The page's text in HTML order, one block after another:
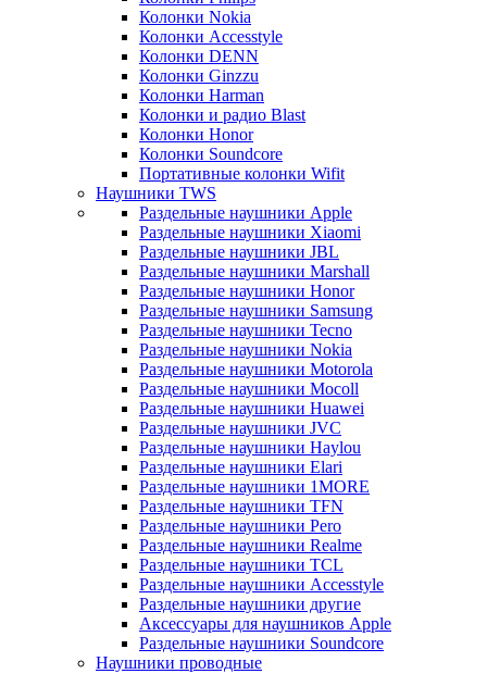
Колонки Nokia
Колонки Accesstyle
Колонки DENN
Колонки Ginzzu
Колонки Harman
Колонки и радио Blast
Колонки Honor
Колонки Soundcore
Портативные колонки Wifit
Наушники TWS
Раздельные наушники Apple
Раздельные наушники Xiaomi
Раздельные наушники JBL
Раздельные наушники Marshall
Раздельные наушники Honor
Раздельные наушники Samsung
Раздельные наушники Tecno
Раздельные наушники Nokia
Раздельные наушники Motorola
Раздельные наушники Mocoll
Раздельные наушники Huawei
Раздельные наушники JVC
Раздельные наушники Haylou
Раздельные наушники Elari
Раздельные наушники 1MORE
Раздельные наушники TFN
Раздельные наушники Pero
Раздельные наушники Realme
Раздельные наушники TCL
Раздельные наушники Accesstyle
Раздельные наушники другие
Аксессуары для наушников Apple
Раздельные наушники Soundcore
Наушники проводные